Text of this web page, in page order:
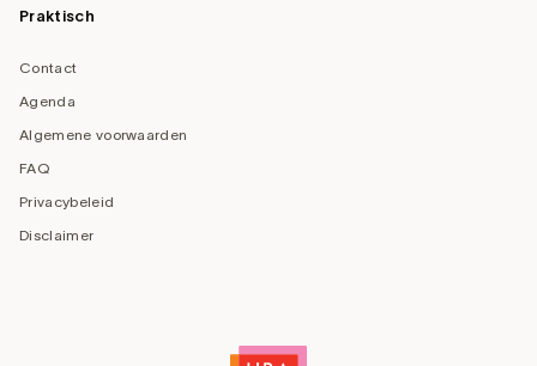
Praktisch
Contact
Agenda
Algemene voorwaarden
FAQ
Privacybeleid
Disclaimer